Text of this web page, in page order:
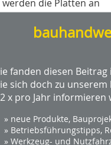
die Platten an
Der Einbau
werden mit
Abdeckung der
die Kanten weder
eingearbeitet
„frisch in
ein- oder beidseitig
gegebenenfalls die für
fanden diesen
sich doch zu
x pro Jahr informieren
» neue Produkte,
» Betriebsführungstipps,
» Werkzeug- und